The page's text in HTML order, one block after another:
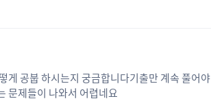
게 공붑 하시는지 궁금합니다기출만 계속 풀어야
문제들이 나와서 어렵네요